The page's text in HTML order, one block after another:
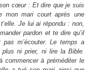
cœur : Et dire que je suis
mon mari court après une
Je lui ai répondu : non,
pardon et te dire qu’il
m’écouter. Le temps a
ni prier, ni lire la Bible.
commencer à préméditer le